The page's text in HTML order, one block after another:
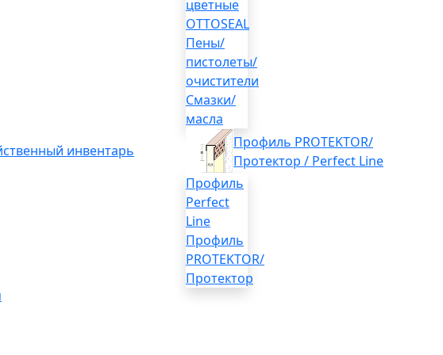
цветные
OTTOSEAL
Пены/
пистолеты/
очистители
Смазки/
масла
инвентарь
Профиль PROTEKTOR/
Протектор / Perfect Line
Профиль
Perfect
Line
Профиль
PROTEKTOR/
Протектор